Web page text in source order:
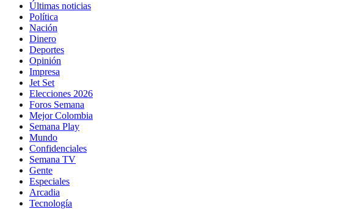
Últimas noticias
Política
Nación
Dinero
Deportes
Opinión
Impresa
Jet Set
Elecciones 2026
Foros Semana
Mejor Colombia
Semana Play
Mundo
Confidenciales
Semana TV
Gente
Especiales
Arcadia
Tecnología